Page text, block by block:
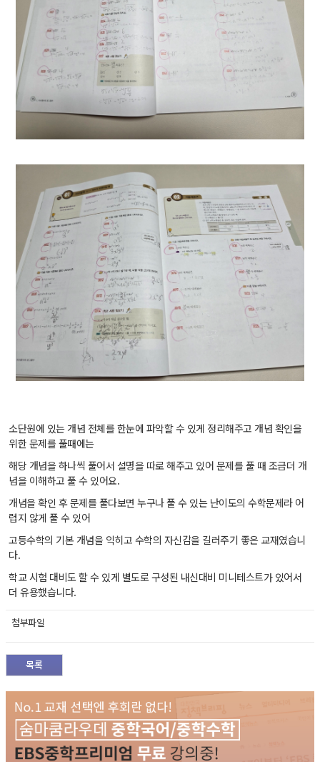
소단원에 있는 개념 전체를 한눈에 파악할 수 있게 정리해주고 개념 확인을
위한 문제를 풀때에는
해당 개념을 하나씩 풀어서 설명을 따로 해주고 있어 문제를 풀 때 조금더 개
념을 이해하고 풀 수 있어요.
개념을 확인 후 문제를 풀다보면 누구나 풀 수 있는 난이도의 수학문제라 어
렵지 않게 풀 수 있어
고등수학의 기본 개념을 익히고 수학의 자신감을 길러주기 좋은 교재였습니
다.
학교 시험 대비도 할 수 있게 별도로 구성된 내신대비 미니테스트가 있어서
더 유용했습니다.
첨부파일
목록